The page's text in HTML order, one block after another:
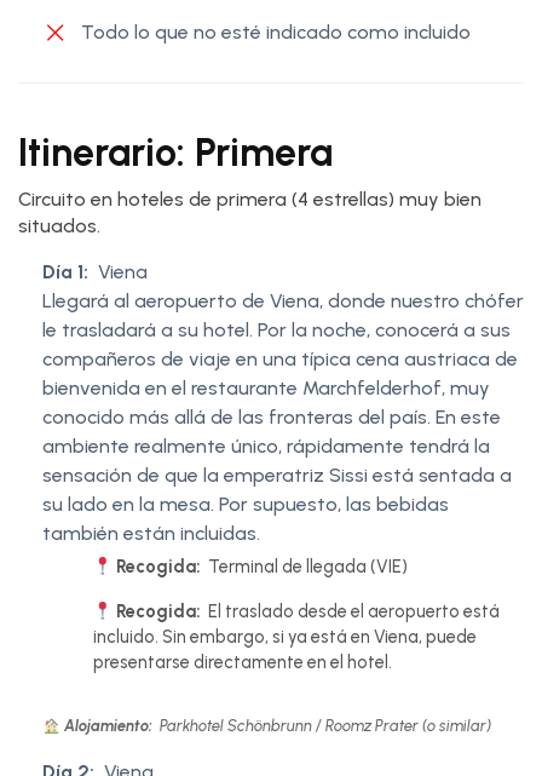
Todo lo que no esté indicado como incluido
Itinerario: Primera
Circuito en hoteles de primera (4 estrellas) muy bien
situados.
Día 1: Viena
Llegará al aeropuerto de Viena, donde nuestro chófer
le trasladará a su hotel. Por la noche, conocerá a sus
compañeros de viaje en una típica cena austriaca de
bienvenida en el restaurante Marchfelderhof, muy
conocido más allá de las fronteras del país. En este
ambiente realmente único, rápidamente tendrá la
sensación de que la emperatriz Sissi está sentada a
su lado en la mesa. Por supuesto, las bebidas
también están incluidas.
Recogida: Terminal de llegada (VIE)
Recogida: El traslado desde el aeropuerto está
incluido. Sin embargo, si ya está en Viena, puede
presentarse directamente en el hotel.
Alojamiento: Parkhotel Schönbrunn / Roomz Prater (o similar)